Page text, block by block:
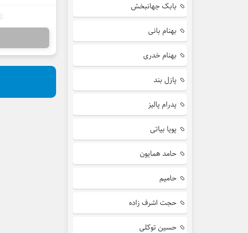
بابک جهانبخش
بهنام بانی
بهنام خدری
پازل بند
پدرام پالیز
پویا بیاتی
حامد همایون
حامیم
حجت اشرف زاده
حسین توکلی